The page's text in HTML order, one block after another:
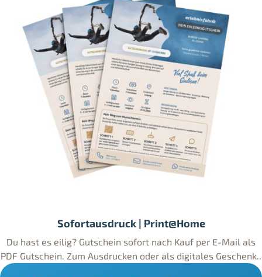
Sofortausdruck | Print@Home
Du hast es eilig? Gutschein sofort nach Kauf per E-Mail als
PDF Gutschein. Zum Ausdrucken oder als digitales Geschenk..